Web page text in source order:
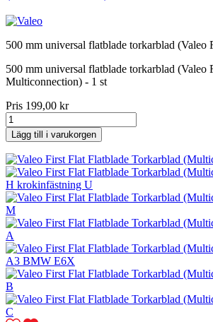
500 mm universal flatblade torkarblad (Valeo
500 mm universal flatblade torkarblad (Valeo
Multiconnection) - 1 st
Pris 199,00 kr
Lägg till i varukorgen